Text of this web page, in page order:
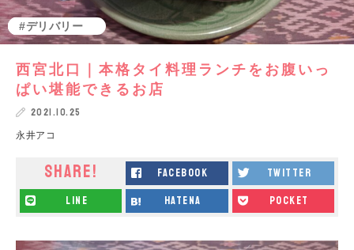
グルメ
西宮北口
テイクアウト
デリバリー
西宮北口｜本格タイ料理ランチをお腹いっ
ぱい堪能できるお店
2021.10.25
永井アコ
SHARE! facebook twitter
line hatena pocket